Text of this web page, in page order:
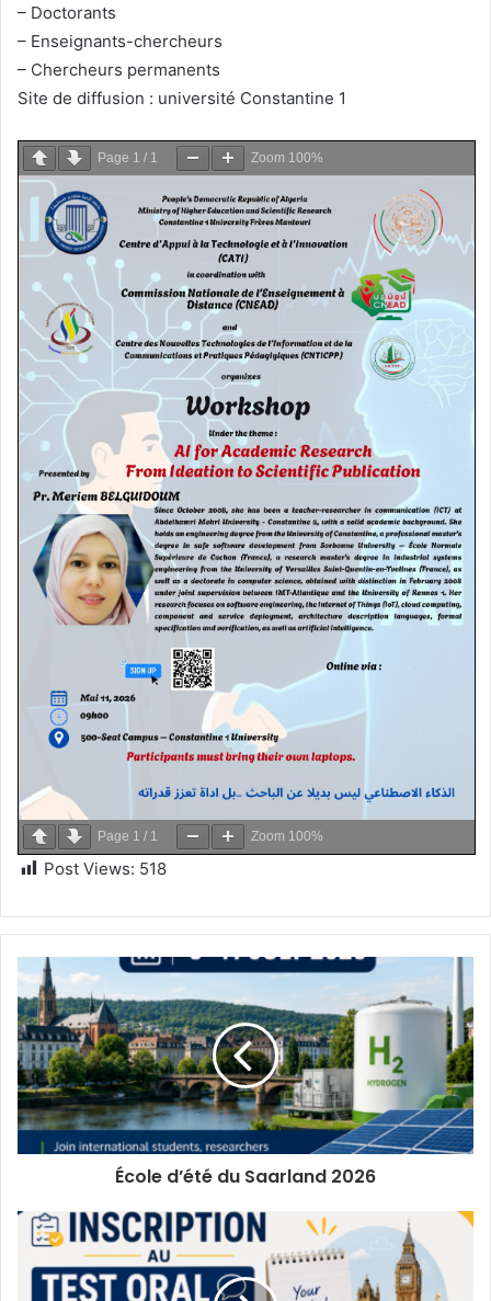
– Doctorants
– Enseignants-chercheurs
– Chercheurs permanents
Site de diffusion : université Constantine 1
Page 1 / 1 Zoom 100%
Page 1 / 1 Zoom 100%
Post Views: 518
École d’été du Saarland 2026